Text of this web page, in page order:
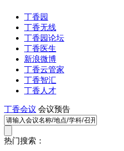
丁香园
丁香无线
丁香园论坛
丁香医生
新浪微博
丁香云管家
丁香智汇
丁香人才
丁香会议 会议预告
热门搜索：